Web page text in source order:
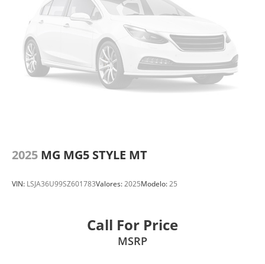
2025 MG MG5 STYLE MT
VIN: LSJA36U99SZ601783Valores:2025Modelo:25
Call For Price
MSRP